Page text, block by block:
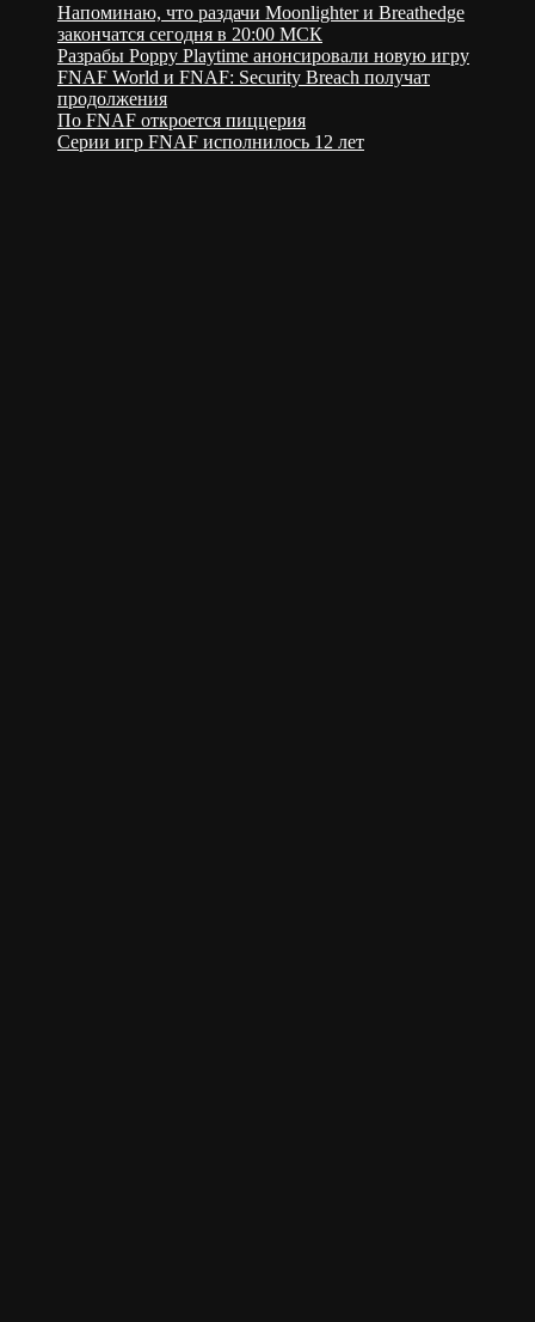
Напоминаю, что раздачи Moonlighter и Breathedge
закончатся сегодня в 20:00 МСК
Разрабы Poppy Playtime анонсировали новую игру
FNAF World и FNAF: Security Breach получат
продолжения
По FNAF откроется пиццерия
Серии игр FNAF исполнилось 12 лет